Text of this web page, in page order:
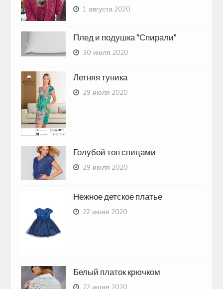
1 августа 2020
Плед и подушка “Спирали”
30 июля 2020
Летняя туника
29 июля 2020
Голубой топ спицами
29 июля 2020
Нежное детское платье
22 июня 2020
Белый платок крючком
22 июня 2020